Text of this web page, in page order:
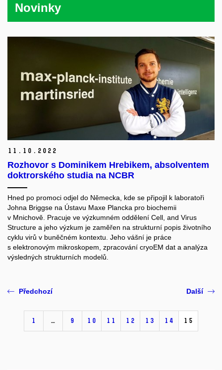
Novinky
11. 10. 2022
Rozhovor s Dominikem Hrebikem, absolventem
doktrorského studia na NCBR
Hned po promoci odjel do Německa, kde se připojil k laboratoři
Johna Briggse na Ústavu Maxe Plancka pro biochemii
v Mnichově. Pracuje ve výzkumném oddělení Cell, and Virus
Structure a jeho výzkum je zaměřen na strukturní popis životního
cyklu virů v buněčném kontextu. Jeho vášní je práce
s elektronovým mikroskopem, zpracování cryoEM dat a analýza
výsledných strukturních modelů.
Předchozí
1 … 9 10 11 12 13 14 15
Další